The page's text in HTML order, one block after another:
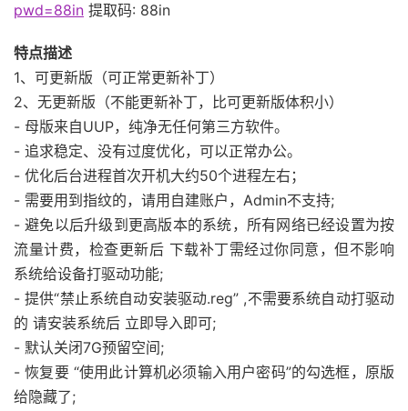
pwd=88in 提取码: 88in
特点描述
1、可更新版（可正常更新补丁）
2、无更新版（不能更新补丁，比可更新版体积小）
- 母版来自UUP，纯净无任何第三方软件。
- 追求稳定、没有过度优化，可以正常办公。
- 优化后台进程首次开机大约50个进程左右；
- 需要用到指纹的，请用自建账户，Admin不支持;
- 避免以后升级到更高版本的系统，所有网络已经设置为按
流量计费，检查更新后 下载补丁需经过你同意，但不影响
系统给设备打驱动功能;
- 提供“禁止系统自动安装驱动.reg” ,不需要系统自动打驱动
的 请安装系统后 立即导入即可;
- 默认关闭7G预留空间;
- 恢复要 “使用此计算机必须输入用户密码”的勾选框，原版
给隐藏了;